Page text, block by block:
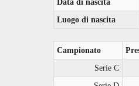
Data di nascita
Luogo di nascita
Campionato
Serie C